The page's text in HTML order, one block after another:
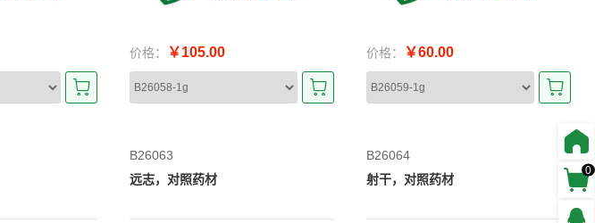
价格： ￥105.00 价格： ￥60.00
B26063
远志，对照药材
B26064
射干，对照药材
0